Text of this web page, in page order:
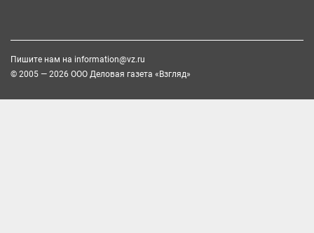
Пишите нам на information@vz.ru
© 2005 — 2026 ООО Деловая газета «Взгляд»